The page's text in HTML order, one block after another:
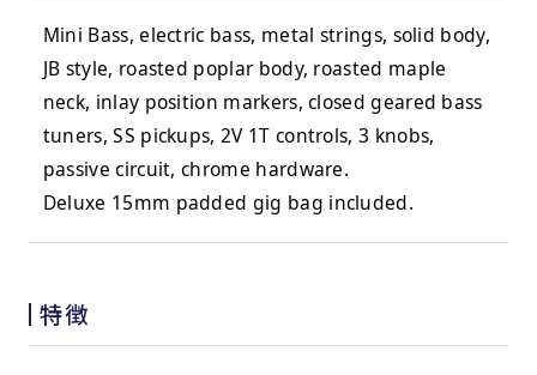
Mini Bass, electric bass, metal strings, solid body,
JB style, roasted poplar body, roasted maple
neck, inlay position markers, closed geared bass
tuners, SS pickups, 2V 1T controls, 3 knobs,
passive circuit, chrome hardware.
Deluxe 15mm padded gig bag included.
特徴